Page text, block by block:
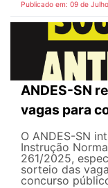
Publicado em: 09 de
ANDES-SN
vagas para
O ANDES-SN
Instrução
261/2025,
sorteio das
concurso